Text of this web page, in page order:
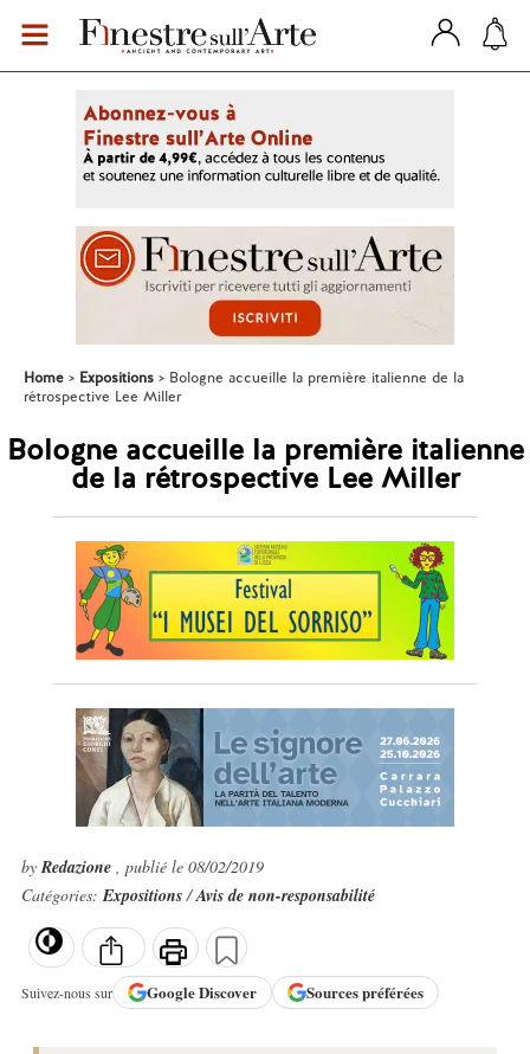
Home Expositions
Bologne accueille la première italienne de la
rétrospective Lee Miller
Bologne accueille la première italienne
de la rétrospective Lee Miller
byRedazione , publié le 08/02/2019
Catégories:Expositions/Avis de non-responsabilité
Suivez-nous sur GoogleDiscover Sources préférées